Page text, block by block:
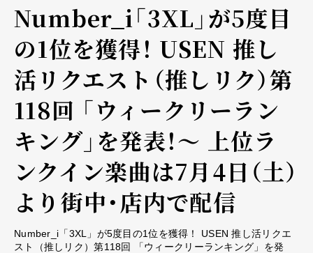
Number_i「3XL」が5度目
の1位を獲得！ USEN 推し
活リクエスト（推しリク）第
118回 「ウィークリーラン
キング」を発表！～ 上位ラ
ンクイン楽曲は7月4日（土）
より街中・店内で配信
Number_i「3XL」が5度目の1位を獲得！ USEN 推し活リクエ
スト（推しリク）第118回 「ウィークリーランキング」を発